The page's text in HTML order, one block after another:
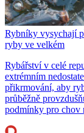
Rybníky vysychají
ryby ve velkém
Rybářství v celé
extrémním
přikrmování, aby
průběžně
podmínky pro chov